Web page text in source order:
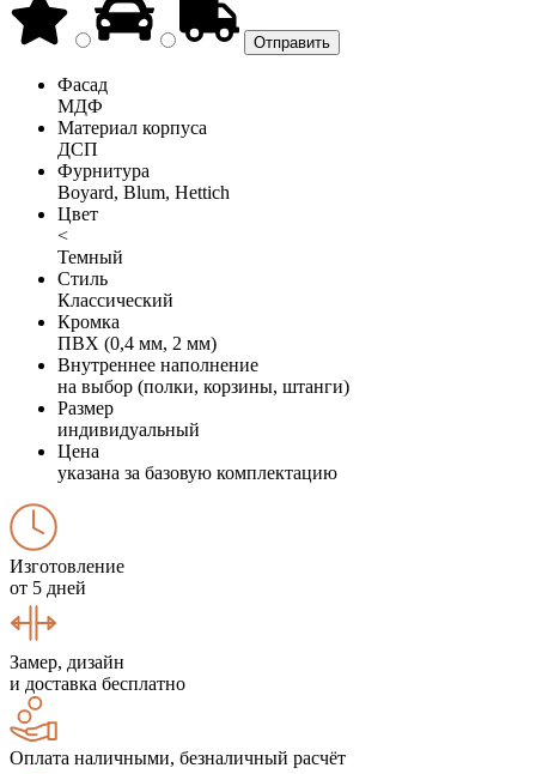
Фасад
МДФ
Материал корпуса
ДСП
Фурнитура
Boyard, Blum, Hettich
Цвет
<
Темный
Стиль
Классический
Кромка
ПВХ (0,4 мм, 2 мм)
Внутреннее наполнение
на выбор (полки, корзины, штанги)
Размер
индивидуальный
Цена
указана за базовую комплектацию
Изготовление
от 5 дней
Замер, дизайн
и доставка бесплатно
Оплата наличными, безналичный расчёт